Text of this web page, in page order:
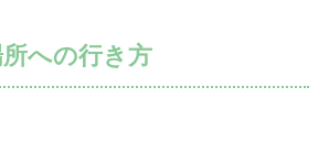
への行き方